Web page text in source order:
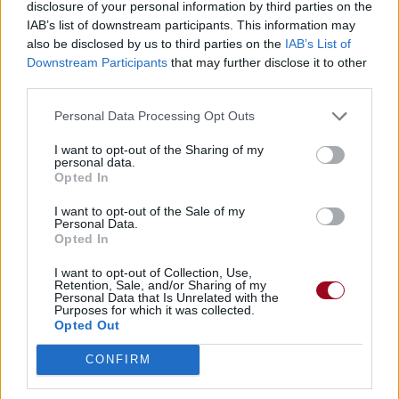
disclosure of your personal information by third parties on the
IAB’s list of downstream participants. This information may
also be disclosed by us to third parties on the IAB’s List of
Downstream Participants that may further disclose it to other
Personal Data Processing Opt Outs
I want to opt-out of the Sharing of my
personal data.
Opted In
I want to opt-out of the Sale of my
Personal Data.
Opted In
I want to opt-out of Collection, Use,
Retention, Sale, and/or Sharing of my
Personal Data that Is Unrelated with the
Purposes for which it was collected.
Opted Out
CONFIRM
Paroles Téléchargement
Vidéos